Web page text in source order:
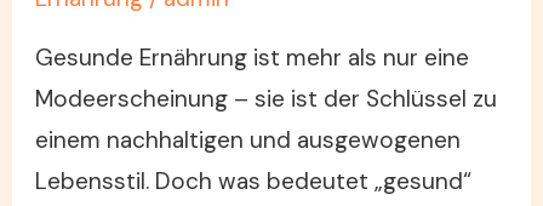
Gesunde Ernährung ist mehr als nur eine
Modeerscheinung – sie ist der Schlüssel zu
einem nachhaltigen und ausgewogenen
Lebensstil. Doch was bedeutet „gesund“